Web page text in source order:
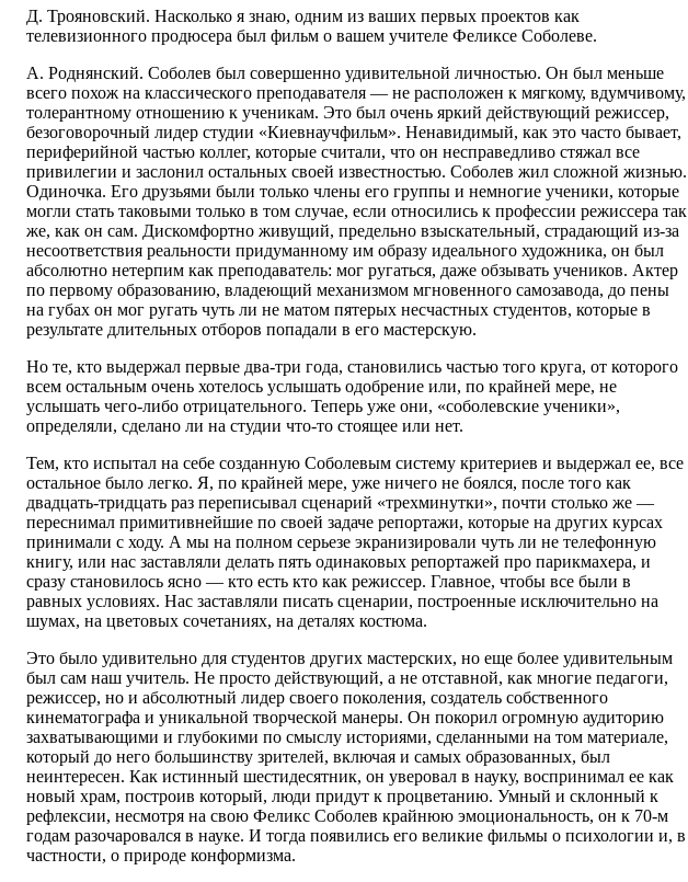
Д. Трояновский. Насколько я знаю, одним из ваших первых проектов как
телевизионного продюсера был фильм о вашем учителе Феликсе Соболеве.
А. Роднянский. Соболев был совершенно удивительной личностью. Он был меньше
всего похож на классического преподавателя — не расположен к мягкому, вдумчивому,
толерантному отношению к ученикам. Это был очень яркий действующий режиссер,
безоговорочный лидер студии «Киевнаучфильм». Ненавидимый, как это часто бывает,
периферийной частью коллег, которые считали, что он несправедливо стяжал все
привилегии и заслонил остальных своей известностью. Соболев жил сложной жизнью.
Одиночка. Его друзьями были только члены его группы и немногие ученики, которые
могли стать таковыми только в том случае, если относились к профессии режиссера так
же, как он сам. Дискомфортно живущий, предельно взыскательный, страдающий из-за
несоответствия реальности придуманному им образу идеального художника, он был
абсолютно нетерпим как преподаватель: мог ругаться, даже обзывать учеников. Актер
по первому образованию, владеющий механизмом мгновенного самозавода, до пены
на губах он мог ругать чуть ли не матом пятерых несчастных студентов, которые в
результате длительных отборов попадали в его мастерскую.
Но те, кто выдержал первые два-три года, становились частью того круга, от которого
всем остальным очень хотелось услышать одобрение или, по крайней мере, не
услышать чего-либо отрицательного. Теперь уже они, «соболевские ученики»,
определяли, сделано ли на студии что-то стоящее или нет.
Тем, кто испытал на себе созданную Соболевым систему критериев и выдержал ее, все
остальное было легко. Я, по крайней мере, уже ничего не боялся, после того как
двадцать-тридцать раз переписывал сценарий «трехминутки», почти столько же —
переснимал примитивнейшие по своей задаче репортажи, которые на других курсах
принимали с ходу. А мы на полном серьезе экранизировали чуть ли не телефонную
книгу, или нас заставляли делать пять одинаковых репортажей про парикмахера, и
сразу становилось ясно — кто есть кто как режиссер. Главное, чтобы все были в
равных условиях. Нас заставляли писать сценарии, построенные исключительно на
шумах, на цветовых сочетаниях, на деталях костюма.
Это было удивительно для студентов других мастерских, но еще более удивительным
был сам наш учитель. Не просто действующий, а не отставной, как многие педагоги,
режиссер, но и абсолютный лидер своего поколения, создатель собственного
кинематографа и уникальной творческой манеры. Он покорил огромную аудиторию
захватывающими и глубокими по смыслу историями, сделанными на том материале,
который до него большинству зрителей, включая и самых образованных, был
неинтересен. Как истинный шестидесятник, он уверовал в науку, воспринимал ее как
новый храм, построив который, люди придут к процветанию. Умный и склонный к
рефлексии, несмотря на свою Феликс Соболев крайнюю эмоциональность, он к 70-м
годам разочаровался в науке. И тогда появились его великие фильмы о психологии и, в
частности, о природе конформизма.